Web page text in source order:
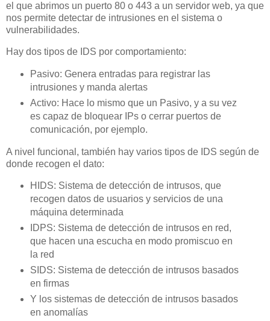
el que abrimos un puerto 80 o 443 a un servidor web, ya que
nos permite detectar de intrusiones en el sistema o
vulnerabilidades.
Hay dos tipos de IDS por comportamiento:
Pasivo: Genera entradas para registrar las
intrusiones y manda alertas
Activo: Hace lo mismo que un Pasivo, y a su vez
es capaz de bloquear IPs o cerrar puertos de
comunicación, por ejemplo.
A nivel funcional, también hay varios tipos de IDS según de
donde recogen el dato:
HIDS: Sistema de detección de intrusos, que
recogen datos de usuarios y servicios de una
máquina determinada
IDPS: Sistema de detección de intrusos en red,
que hacen una escucha en modo promiscuo en
la red
SIDS: Sistema de detección de intrusos basados
en firmas
Y los sistemas de detección de intrusos basados
en anomalías